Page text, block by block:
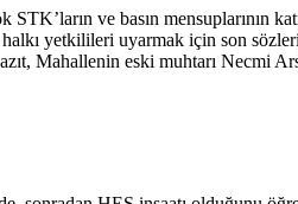
ve basın
halkı yetkilileri uyarmak için son
Mahallenin eski muhtarı Necmi